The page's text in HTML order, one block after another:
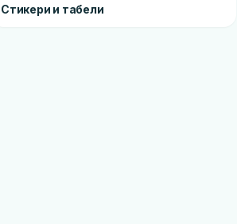
Стикери и табели